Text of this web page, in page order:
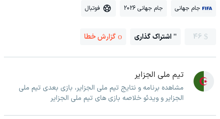
جام جهانی جام جهانی 2026 فوتبال
46 اشتراک گذاری گزارش خطا
تیم ملی الجزایر
مشاهده برنامه و نتایج تیم ملی الجزایر، بازی بعدی تیم ملی
الجزایر و ویدئو خلاصه بازی های تیم ملی الجزایر